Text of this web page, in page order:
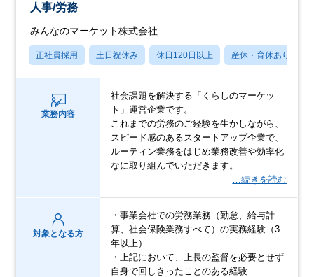
人事/労務
みんなのマーケット株式会社
正社員採用 土日祝休み 休日120日以上 産休・育休あり
業務内容
社会課題を解決する「くらしのマーケッ
ト」運営企業です。
これまでの労務のご経験を生かしながら、
スピード感のあるスタートアップ企業で、
ルーティン業務をはじめ業務改善や効率化
なに取り組んでいただきます。
…続きを読む
対象となる方
・事業会社での労務業務（勤怠、給与計
算、社会保険業務すべて）の実務経験（3
年以上）
・上記において、上長の監督を必要とせず
自身で回しきったことのある経験